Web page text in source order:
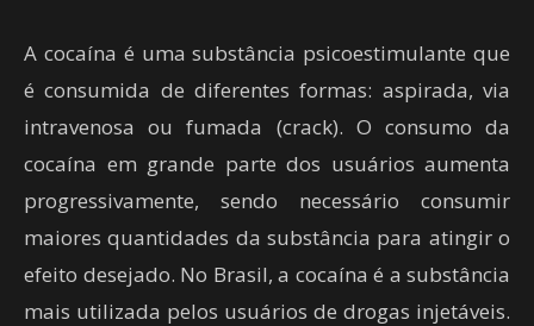
A cocaína é uma substância psicoestimulante que
é consumida de diferentes formas: aspirada, via
intravenosa ou fumada (crack). O consumo da
cocaína em grande parte dos usuários aumenta
progressivamente, sendo necessário consumir
maiores quantidades da substância para atingir o
efeito desejado. No Brasil, a cocaína é a substância
mais utilizada pelos usuários de drogas injetáveis.